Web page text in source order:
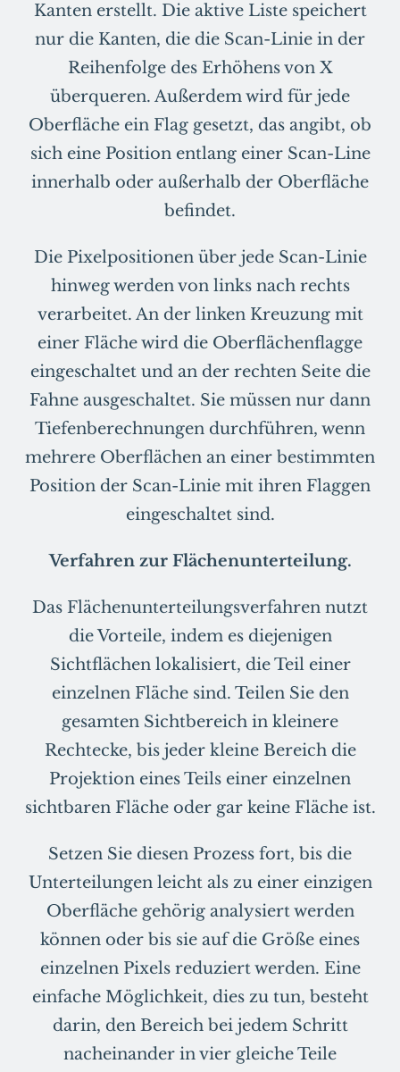
Kanten erstellt. Die aktive Liste speichert
nur die Kanten, die die Scan-Linie in der
Reihenfolge des Erhöhens von X
überqueren. Außerdem wird für jede
Oberfläche ein Flag gesetzt, das angibt, ob
sich eine Position entlang einer Scan-Line
innerhalb oder außerhalb der Oberfläche
befindet.
Die Pixelpositionen über jede Scan-Linie
hinweg werden von links nach rechts
verarbeitet. An der linken Kreuzung mit
einer Fläche wird die Oberflächenflagge
eingeschaltet und an der rechten Seite die
Fahne ausgeschaltet. Sie müssen nur dann
Tiefenberechnungen durchführen, wenn
mehrere Oberflächen an einer bestimmten
Position der Scan-Linie mit ihren Flaggen
eingeschaltet sind.
Verfahren zur Flächenunterteilung.
Das Flächenunterteilungsverfahren nutzt
die Vorteile, indem es diejenigen
Sichtflächen lokalisiert, die Teil einer
einzelnen Fläche sind. Teilen Sie den
gesamten Sichtbereich in kleinere
Rechtecke, bis jeder kleine Bereich die
Projektion eines Teils einer einzelnen
sichtbaren Fläche oder gar keine Fläche ist.
Setzen Sie diesen Prozess fort, bis die
Unterteilungen leicht als zu einer einzigen
Oberfläche gehörig analysiert werden
können oder bis sie auf die Größe eines
einzelnen Pixels reduziert werden. Eine
einfache Möglichkeit, dies zu tun, besteht
darin, den Bereich bei jedem Schritt
nacheinander in vier gleiche Teile